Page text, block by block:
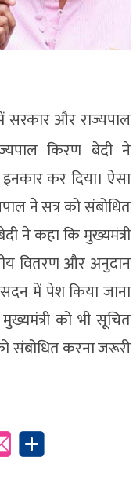
सरकार और राज्यपाल
किरण बेदी ने
कर दिया। ऐसा
ने सत्र को संबोधित
ने कहा कि मुख्यमंत्री
वितरण और अनुदान
में पेश किया जाना
को भी सूचित
संबोधित करना जरूरी